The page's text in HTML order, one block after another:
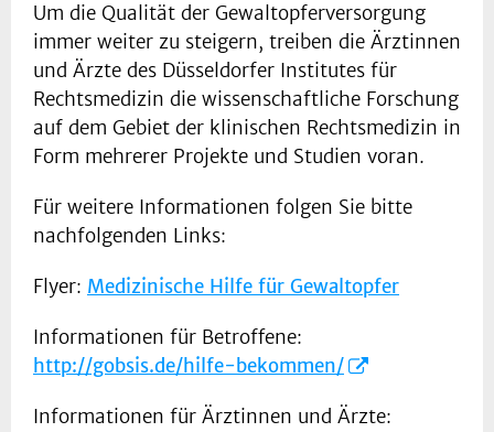
Um die Qualität der Gewaltopferversorgung
immer weiter zu steigern, treiben die Ärztinnen
und Ärzte des Düsseldorfer Institutes für
Rechtsmedizin die wissenschaftliche Forschung
auf dem Gebiet der klinischen Rechtsmedizin in
Form mehrerer Projekte und Studien voran.
Für weitere Informationen folgen Sie bitte
nachfolgenden Links:
Flyer: Medizinische Hilfe für Gewaltopfer
Informationen für Betroffene:
http://gobsis.de/hilfe-bekommen/
Informationen für Ärztinnen und Ärzte: